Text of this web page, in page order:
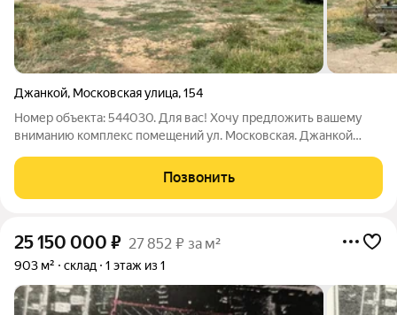
Джанкой, Московская улица,154
Номер объекта: 544030. Для вас! Хочу предложить вашему
вниманию комплекс помещений ул. Московская. Джанкой
предпринимательство. Коммуникации: Центральные.
Электричество - 6кВт. Документы и
Позвонить
25 150 000 ₽ 27 852 ₽ за м²
903 м² склад 1 этаж из 1